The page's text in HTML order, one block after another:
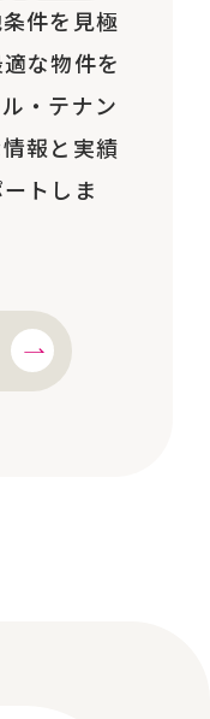
件を見極
な物件を
・テナン
報と実績
トしま